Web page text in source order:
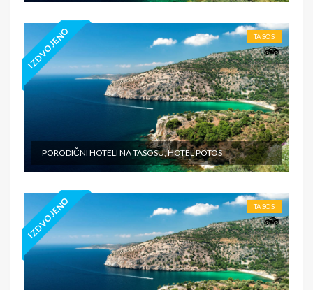
IZDVOJENO TASOS
PORODIČNI HOTELI NA TASOSU, HOTEL POTOS
IZDVOJENO TASOS